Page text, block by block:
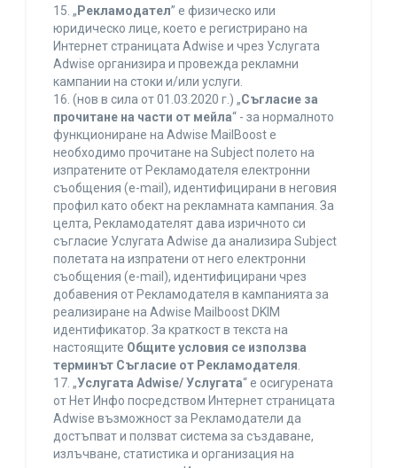
15. „ Рекламодател” е физическо или
юридическо лице, което е регистрирано на
Интернет страницата Adwise и чрез Услугата
Adwise организира и провежда рекламни
кампании на стоки и/или услуги.
16. (нов в сила от 01.03.2020 г.) „Съгласие за
прочитане на части от мейла“ - за нормалното
функциониране на Adwise MailBoost е
необходимо прочитане на Subject полето на
изпратените от Рекламодателя електронни
съобщения (e-mail), идентифицирани в неговия
профил като обект на рекламната кампания. За
целта, Рекламодателят дава изричното си
съгласие Услугата Adwise да анализира Subject
полетата на изпратени от него електронни
съобщения (e-mail), идентифицирани чрез
добавения от Рекламодателя в кампанията за
реализиране на Adwise Mailboost DKIM
идентификатор. За краткост в текста на
настоящите Общите условия се използва
терминът Съгласие от Рекламодателя.
17. „Услугата Adwise/ Услугата“ е осигурената
от Нет Инфо посредством Интернет страницата
Adwise възможност за Рекламодатели да
достъпват и ползват система за създаване,
излъчване, статистика и организация на